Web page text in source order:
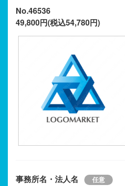
No.46536
49,800円(税込54,780円)
事務所名・法人名